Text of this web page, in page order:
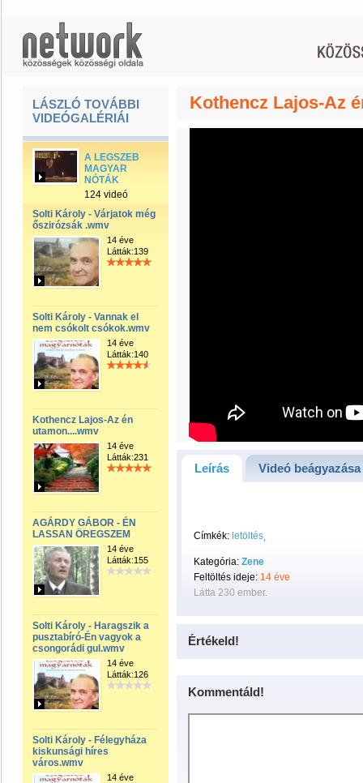
LÁSZLÓ TOVÁBBI
VIDEÓGALÉRIÁI
A LEGSZEB
MAGYAR
NÓTÁK
124 videó
Solti Károly - Várjatok még
őszirózsák .wmv
14 éve
Látták:139
Solti Károly - Vannak el
nem csókolt csókok.wmv
14 éve
Látták:140
Kothencz Lajos-Az én
utamon....wmv
14 éve
Látták:231
AGÁRDY GÁBOR - ÉN
LASSAN ÖREGSZEM
14 éve
Látták:155
Solti Károly - Haragszik a
pusztabíró-Én vagyok a
csongorádi gul.wmv
14 éve
Látták:126
Solti Károly - Félegyháza
kiskunsági híres
város.wmv
14 éve
Kothencz Lajos-Az
Leírás Videó beágyazása
Címkék: letöltés
Kategória: Zene
Feltöltés ideje: 14 éve
Látta 230 ember.
Értékeld!
Kommentáld!